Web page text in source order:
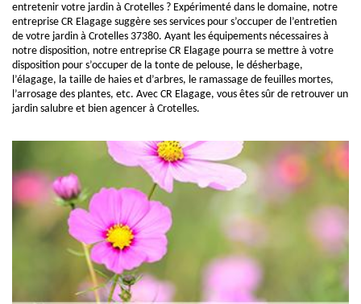
entretenir votre jardin à Crotelles ? Expérimenté dans le domaine, notre
entreprise CR Elagage suggère ses services pour s’occuper de l’entretien
de votre jardin à Crotelles 37380. Ayant les équipements nécessaires à
notre disposition, notre entreprise CR Elagage pourra se mettre à votre
disposition pour s’occuper de la tonte de pelouse, le désherbage,
l’élagage, la taille de haies et d’arbres, le ramassage de feuilles mortes,
l’arrosage des plantes, etc. Avec CR Elagage, vous êtes sûr de retrouver un
jardin salubre et bien agencer à Crotelles.